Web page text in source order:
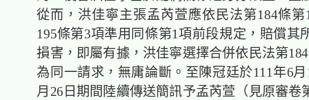
從而，洪佳寧主張孟芮萱應依民法第184條
195條第3項準用同條第1項前段規定，賠償其
損害，即屬有據， 洪佳寧選擇合併依民法第
為同一請求，無庸論斷。至陳冠廷於111年6
月26日期間陸續傳送簡訊予孟芮萱（見原審卷